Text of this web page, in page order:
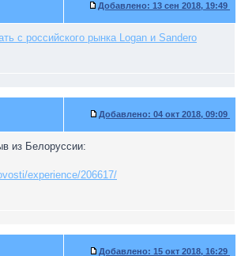
Добавлено: 13 сен 2018, 19:49
с российского рынка Logan и Sandero
Добавлено: 04 окт 2018, 09:09
из Белоруссии:
experience/206617/
Добавлено: 15 окт 2018, 16:29